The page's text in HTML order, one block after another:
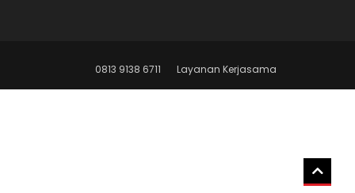
0813 9138 6711 Layanan Kerjasama